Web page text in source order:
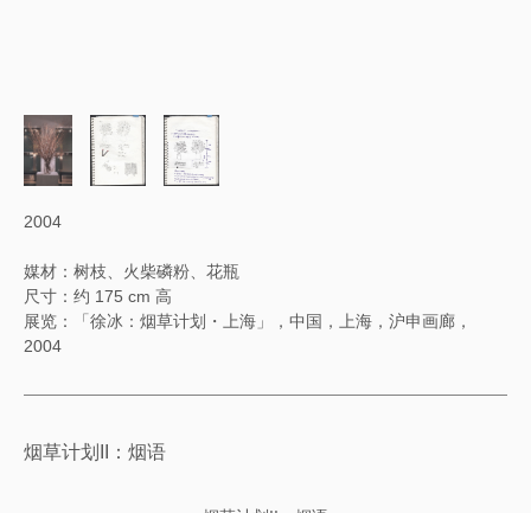
2004
媒材：树枝、火柴磷粉、花瓶
尺寸：约 175 cm 高
展览：「徐冰：烟草计划・上海」，中国，上海，沪申画廊，
2004
烟草计划II：烟语